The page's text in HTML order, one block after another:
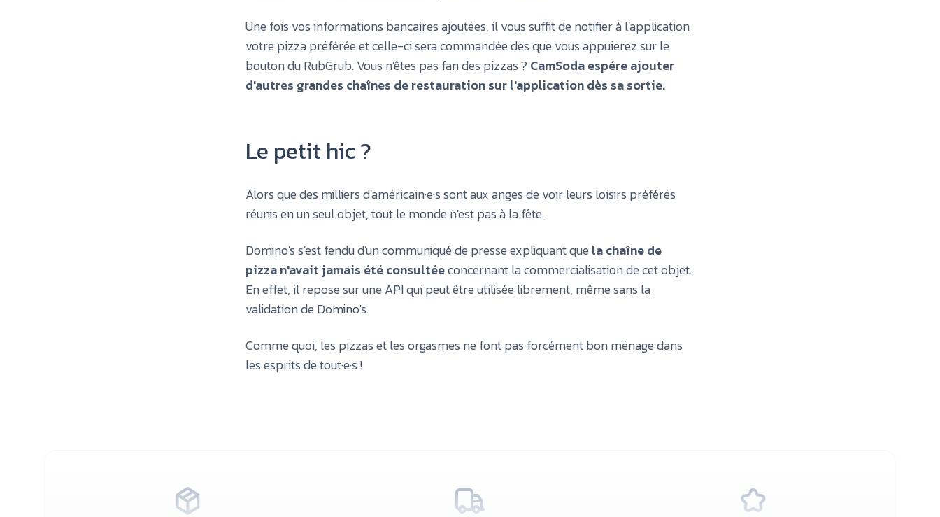
Une fois vos informations bancaires ajoutées, il vous suffit de notifier à l'application
votre pizza préférée et celle-ci sera commandée dès que vous appuierez sur le
bouton du RubGrub. Vous n'êtes pas fan des pizzas ? CamSoda espére ajouter
d'autres grandes chaînes de restauration sur l'application dès sa sortie.
Le petit hic ?
Alors que des milliers d'américain·e·s sont aux anges de voir leurs loisirs préférés
réunis en un seul objet, tout le monde n'est pas à la fête.
Domino's s'est fendu d'un communiqué de presse expliquant quela chaîne de
pizza n'avait jamais été consultéeconcernant la commercialisation de cet objet.
En effet, il repose sur une API qui peut être utilisée librement, même sans la
validation de Domino's.
Comme quoi, les pizzas et les orgasmes ne font pas forcément bon ménage dans
les esprits de tout·e·s !